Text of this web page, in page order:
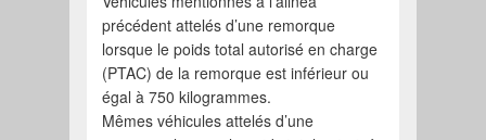
précédent attelés d’une remorque
lorsque le poids total autorisé en charge
(PTAC) de la remorque est inférieur ou
égal à 750 kilogrammes.
Mêmes véhicules attelés d’une